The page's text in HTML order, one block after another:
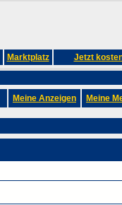
Marktplatz Jetzt
Meine Anzeigen Meine